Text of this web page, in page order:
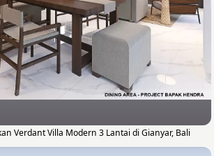
Verdant Villa Modern 3 Lantai di Gianyar, Bali